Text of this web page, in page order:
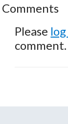
Comments
Please
comment.